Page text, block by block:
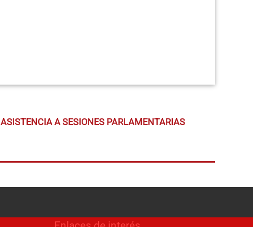
ASISTENCIA A SESIONES PARLAMENTARIAS